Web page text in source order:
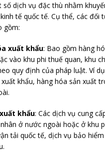
số dịch vụ đặc thù nhằm
tế quốc tế. Cụ thể, các đối
gồm:
xuất khẩu: Bao gồm hàng
vào khu phi thuế quan, khu
quy định của pháp luật. Ví
khẩu, hàng hóa sản xuất
khẩu: Các dịch vụ cung
ở nước ngoài hoặc ở khu
tải quốc tế, dịch vụ bảo